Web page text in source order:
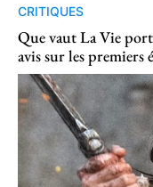
CRITIQUES
Que vaut La Vie
avis sur les premiers